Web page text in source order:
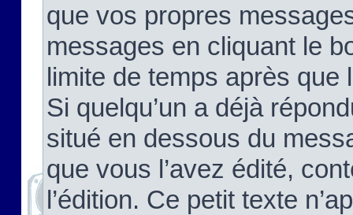
que vos propres
messages en cliquant le
limite de temps après que
Si quelqu’un a déjà
situé en dessous du
que vous l’avez édité,
l’édition. Ce petit texte